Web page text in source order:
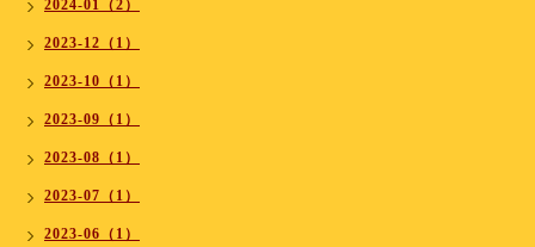
2024-01（2）
2023-12（1）
2023-10（1）
2023-09（1）
2023-08（1）
2023-07（1）
2023-06（1）